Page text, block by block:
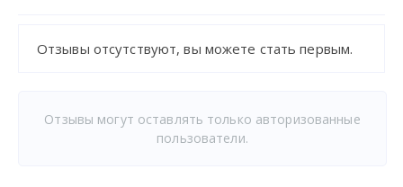
Отзывы отсутствуют, вы можете стать первым.
Отзывы могут оставлять только авторизованные
пользователи.